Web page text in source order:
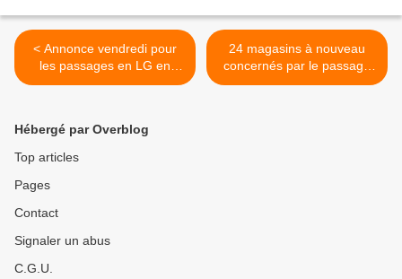
< Annonce vendredi pour
les passages en LG en
2025
24 magasins à nouveau
concernés par le passage
en LG >
Hébergé par Overblog
Top articles
Pages
Contact
Signaler un abus
C.G.U.